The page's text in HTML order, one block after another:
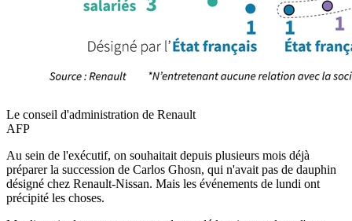
Le conseil d'administration de Renault
AFP
Au sein de l'exécutif, on souhaitait depuis plusieurs mois déjà
préparer la succession de Carlos Ghosn, qui n'avait pas de dauphin
désigné chez Renault-Nissan. Mais les événements de lundi ont
précipité les choses.